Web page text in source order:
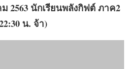
2563 นักเรียนพลังกิฟต์ ภาค2
น. จ้า)​